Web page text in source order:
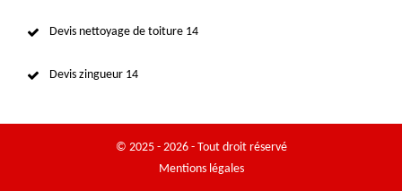
Devis nettoyage de toiture 14
Devis zingueur 14
© 2025 - 2026 - Tout droit réservé
Mentions légales